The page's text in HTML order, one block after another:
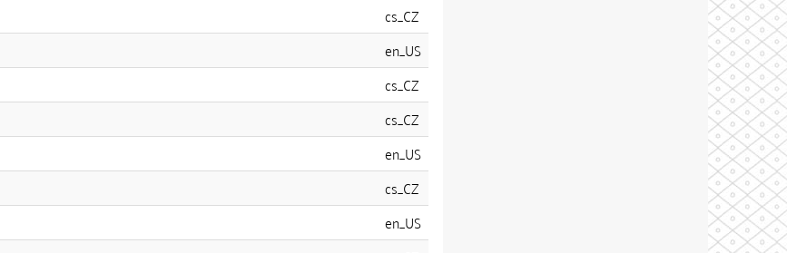
cs_CZ
en_US
cs_CZ
cs_CZ
en_US
cs_CZ
en_US